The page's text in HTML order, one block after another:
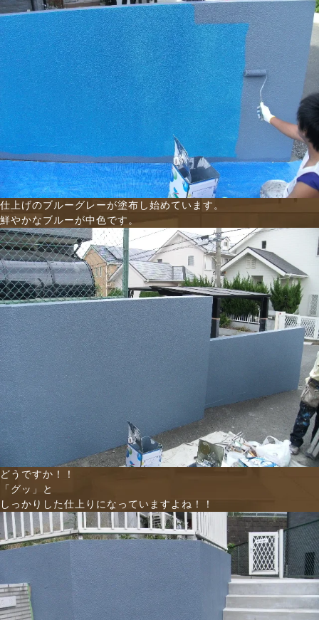
仕上げのブルーグレーが塗布し始めています。
鮮やかなブルーが中色です。
どうですか！！
「グッ」と
しっかりした仕上りになっていますよね！！